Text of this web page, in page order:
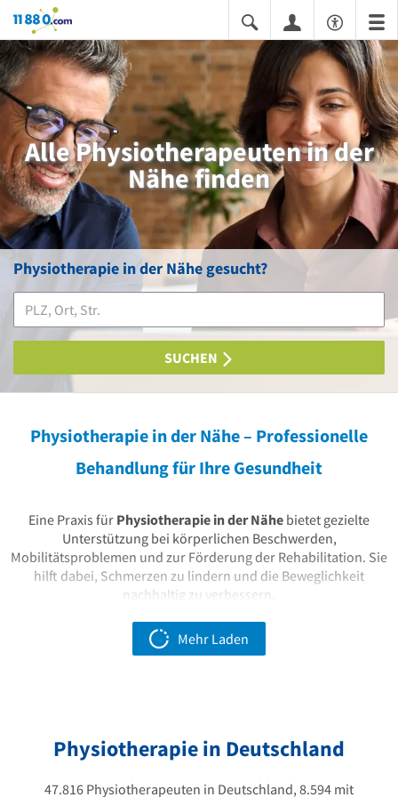
11880.com
Physiotherapie in der Nähe gesucht?
SUCHEN
Alle Physiotherapeuten in der
Nähe finden
Mehr Laden
Physiotherapie in der Nähe – Professionelle
Behandlung für Ihre Gesundheit
Eine Praxis für Physiotherapie in der Nähe bietet gezielte
Unterstützung bei körperlichen Beschwerden,
Mobilitätsproblemen und zur Förderung der Rehabilitation. Sie
hilft dabei, Schmerzen zu lindern und die Beweglichkeit
nachhaltig zu verbessern.
Was bietet Physiotherapie?
In der Physiotherapie stehen verschiedene
sowie Massagen zum Angebot. Physiotherapeuten arbeiten eng
stärken und Schmerzen zu reduzieren. Viele Praxen bieten auch
Physiotherapie in Deutschland
47.816 Physiotherapeuten in Deutschland, 8.594 mit